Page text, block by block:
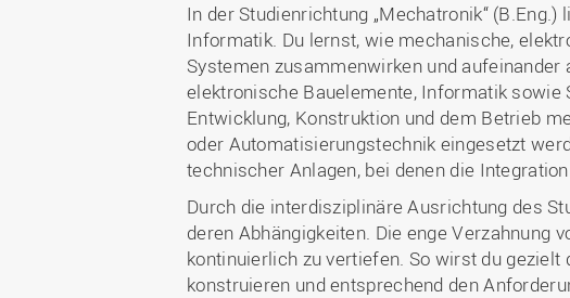
In der Studienrichtung „Mechatronik“
Informatik. Du lernst, wie mechanische,
Systemen zusammenwirken und
elektronische Bauelemente, Informatik
Entwicklung, Konstruktion und dem Betrieb
oder Automatisierungstechnik eingesetzt
technischer Anlagen, bei denen die
Durch die interdisziplinäre Ausrichtung des
deren Abhängigkeiten. Die enge Verzahnung
kontinuierlich zu vertiefen. So wirst du
konstruieren und entsprechend den